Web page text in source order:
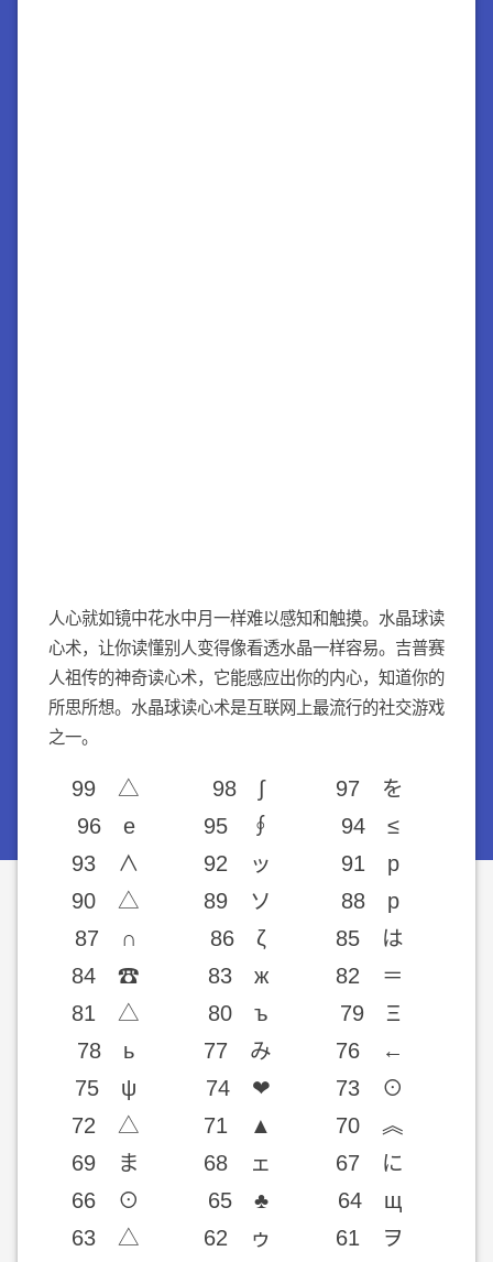
人心就如镜中花水中月一样难以感知和触摸。水晶球读
心术，让你读懂别人变得像看透水晶一样容易。吉普赛
人祖传的神奇读心术，它能感应出你的内心，知道你的
所思所想。水晶球读心术是互联网上最流行的社交游戏
之一。
99 △ 98 ∫
97 を
96 е
95 ∮
94 ≤
93 ∧
92 ッ
91 р
90 △
89 ソ
88 р
87 ∩
86 ζ
85 は
84 ☎
83 ж
82 ＝
81 △
80 ъ
79 Ξ
78 ь
77 み
76 ←
75 ψ
74 ❤
73 ⊙
72 △
71 ▲
70 ︽
69 ま
68 ェ
67 に
66 ⊙
65 ♣
64 щ
63 △
62 ゥ
61 ヲ